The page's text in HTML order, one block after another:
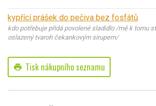
kypřící prášek do pečiva bez fosfátů
kdo potřebuje přidá povolené sladidlo /mě k tomu
oslazený tvaroh čekankovým sirupem/
print Tisk nákupního seznamu